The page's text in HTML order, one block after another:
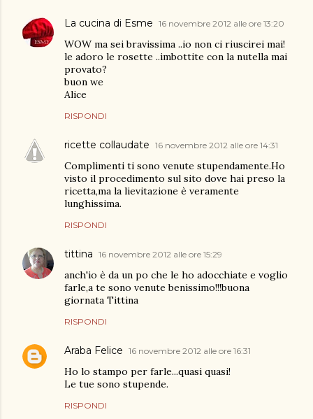
La cucina di Esme 16 novembre 2012 alle ore 13:20
WOW ma sei bravissima ..io non ci riuscirei mai!
le adoro le rosette ..imbottite con la nutella mai
provato?
buon we
Alice
RISPONDI
ricette collaudate 16 novembre 2012 alle ore 14:31
Complimenti ti sono venute stupendamente.Ho
visto il procedimento sul sito dove hai preso la
ricetta,ma la lievitazione è veramente
lunghissima.
RISPONDI
tittina 16 novembre 2012 alle ore 15:29
anch'io è da un po che le ho adocchiate e voglio
farle,a te sono venute benissimo!!!buona
giornata Tittina
RISPONDI
Araba Felice 16 novembre 2012 alle ore 16:31
Ho lo stampo per farle...quasi quasi!
Le tue sono stupende.
RISPONDI